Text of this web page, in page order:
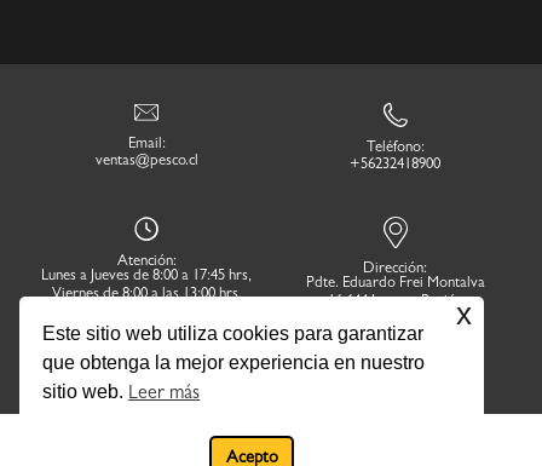
Email:
ventas@pesco.cl
Teléfono:
+56232418900
Atención:
Lunes a Jueves de 8:00 a 17:45 hrs,
Viernes de 8:00 a las 13:00 hrs.
Dirección:
Pdte. Eduardo Frei Montalva
16.644 Lampa. Región
Pesco.cl ©Todos los
Este sitio web utiliza cookies para garantizar
que obtenga la mejor experiencia en nuestro
sitio web. Leer más
Acepto
x